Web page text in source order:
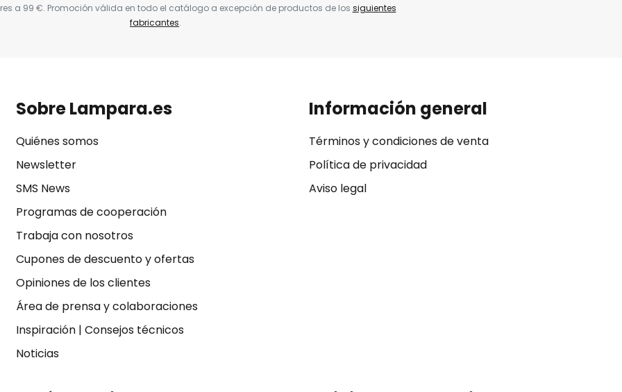
a 99 €. Promoción válida en todo el catálogo a excepción de productos de los siguientes
fabricantes.
Sobre Lampara.es
Quiénes somos
Newsletter
SMS News
Programas de cooperación
Trabaja con nosotros
Cupones de descuento y ofertas
Opiniones de los clientes
Área de prensa y colaboraciones
Inspiración| Consejos técnicos
Noticias
Información general
Términos y condiciones de venta
Política de privacidad
Aviso legal